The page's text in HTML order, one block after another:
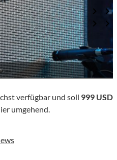
verfügbar und soll 999 USD
umgehend.